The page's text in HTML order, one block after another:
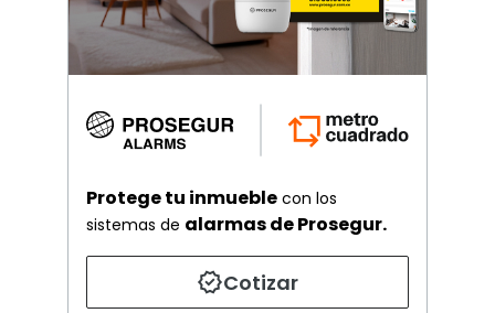
Protege tu inmueble con los
sistemas de alarmas de Prosegur.
Cotizar